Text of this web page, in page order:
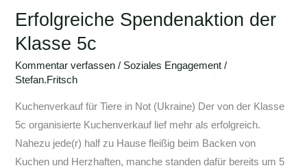
Erfolgreiche Spendenaktion der
Klasse 5c
Kommentar verfassen / Soziales Engagement /
Stefan.Fritsch
Kuchenverkauf für Tiere in Not (Ukraine) Der von der Klasse
5c organisierte Kuchenverkauf lief mehr als erfolgreich.
Nahezu jede(r) half zu Hause fleißig beim Backen von
Kuchen und Herzhaften, manche standen dafür bereits um 5
der
Klasse